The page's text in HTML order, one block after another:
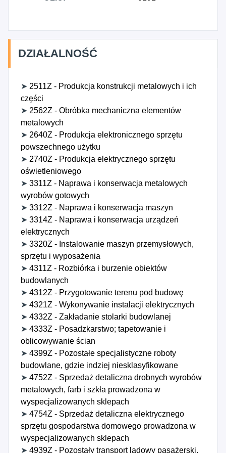
5231Z - Pośrednictwo w transporcie towarów,
6190A - Działalność w obszarze komunikacji
internetowej, 8009Z - Działalność ochroniarska,
gdzie indziej niesklasyfikowana, 9510Z - Naprawa i
(tele)komunikacyjnego, 9531B - Naprawa
blacharsko-lakiernicza oraz konserwacja pojazdów
silnikowych, z wyłączeniem motocykli, 9531C -
Działalność usługowa detailingu pojazdów
silnikowych, z wyłączeniem motocykli.
DZIAŁALNOŚĆ
➤ 2511Z - Produkcja konstrukcji metalowych i ich
części
➤ 2562Z - Obróbka mechaniczna elementów
metalowych
➤ 2640Z - Produkcja elektronicznego sprzętu
powszechnego użytku
➤ 2740Z - Produkcja elektrycznego sprzętu
oświetleniowego
➤ 3311Z - Naprawa i konserwacja metalowych
wyrobów gotowych
➤ 3312Z - Naprawa i konserwacja maszyn
➤ 3314Z - Naprawa i konserwacja urządzeń
elektrycznych
➤ 3320Z - Instalowanie maszyn przemysłowych,
sprzętu i wyposażenia
➤ 4311Z - Rozbiórka i burzenie obiektów
budowlanych
➤ 4312Z - Przygotowanie terenu pod budowę
➤ 4321Z - Wykonywanie instalacji elektrycznych
➤ 4332Z - Zakładanie stolarki budowlanej
➤ 4333Z - Posadzkarstwo; tapetowanie i
oblicowywanie ścian
➤ 4399Z - Pozostałe specjalistyczne roboty
budowlane, gdzie indziej niesklasyfikowane
➤ 4752Z - Sprzedaż detaliczna drobnych wyrobów
metalowych, farb i szkła prowadzona w
wyspecjalizowanych sklepach
➤ 4754Z - Sprzedaż detaliczna elektrycznego
sprzętu gospodarstwa domowego prowadzona w
wyspecjalizowanych sklepach
➤ 4939Z - Pozostały transport lądowy pasażerski,